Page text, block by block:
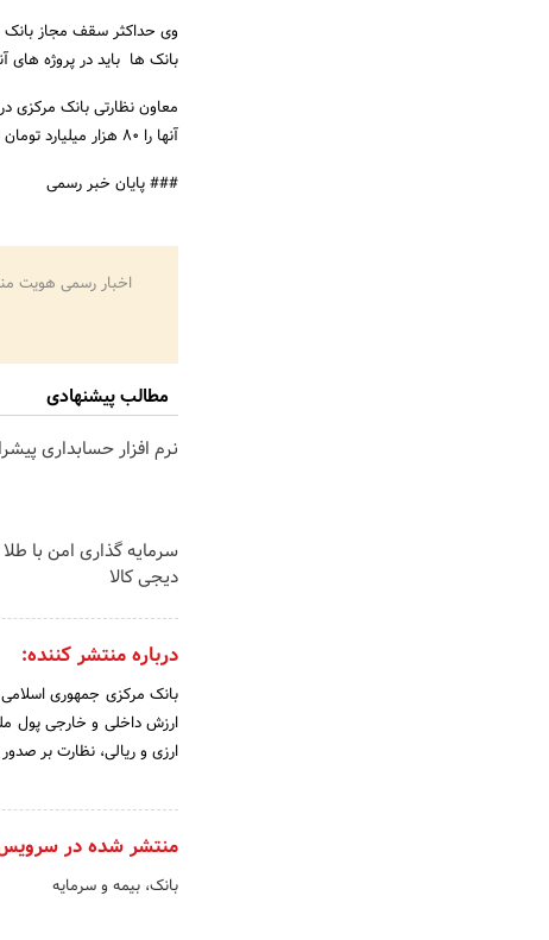
بانک ها باید در پروژه های آنها
آنها را 80 هزار میلیارد تومان اعلام کرد.
### پایان خبر رسمی
اخبار رسمی هویت
مطالب پیشنهادی
نرم افزار حسابداری
سرمایه گذاری امن با
دیجی کالا
درباره منتشر کننده:
ارزش داخلی و خارجی پول
ارزی و ریالی، نظارت بر
منتشر شده در
بانک، بیمه و سرمایه